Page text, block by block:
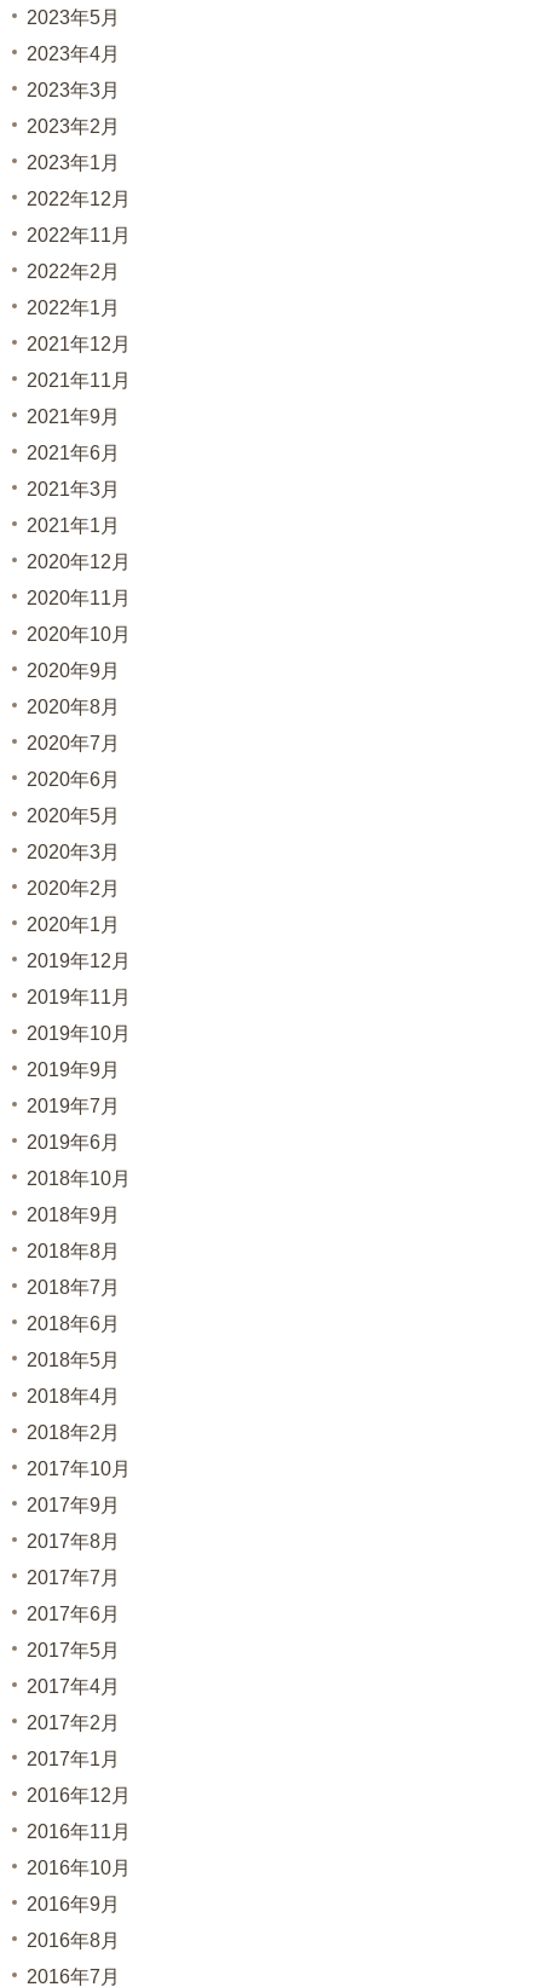
2023年5月
2023年4月
2023年3月
2023年2月
2023年1月
2022年12月
2022年11月
2022年2月
2022年1月
2021年12月
2021年11月
2021年9月
2021年6月
2021年3月
2021年1月
2020年12月
2020年11月
2020年10月
2020年9月
2020年8月
2020年7月
2020年6月
2020年5月
2020年3月
2020年2月
2020年1月
2019年12月
2019年11月
2019年10月
2019年9月
2019年7月
2019年6月
2018年10月
2018年9月
2018年8月
2018年7月
2018年6月
2018年5月
2018年4月
2018年2月
2017年10月
2017年9月
2017年8月
2017年7月
2017年6月
2017年5月
2017年4月
2017年2月
2017年1月
2016年12月
2016年11月
2016年10月
2016年9月
2016年8月
2016年7月